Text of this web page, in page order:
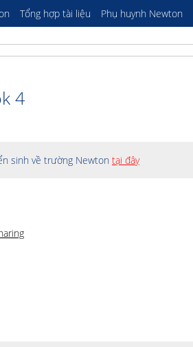
Tổng hợp tài liệu Phụ huynh Newton
4
sinh về trường Newton tại đây